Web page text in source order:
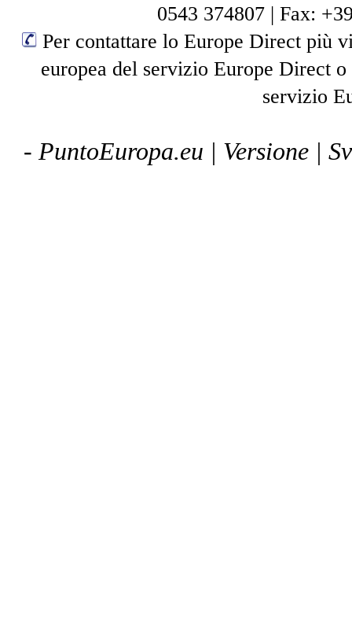
0543 374807 | Fax:
Per contattare lo Europe Direct più
europea del servizio Europe Direct
servizio
- PuntoEuropa.eu | Versione |